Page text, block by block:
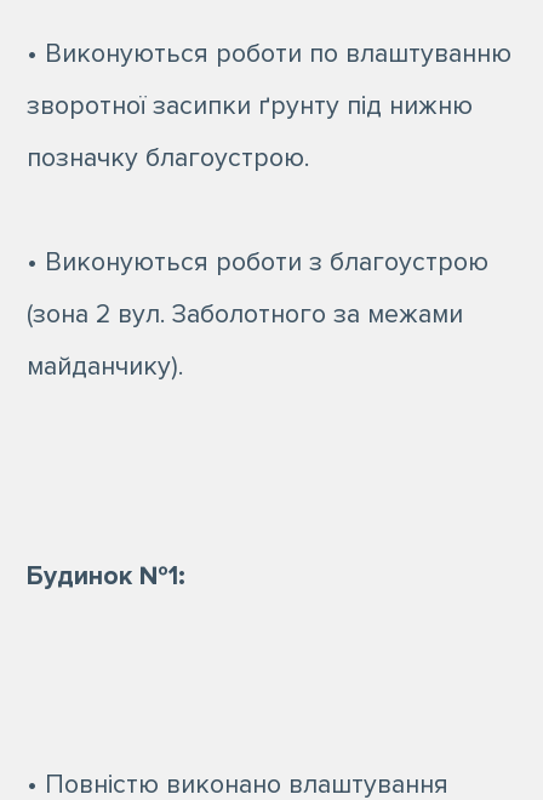
• Виконуються роботи по влаштуванню
зворотної засипки ґрунту під нижню
позначку благоустрою.
• Виконуються роботи з благоустрою
(зона 2 вул. Заболотного за межами
майданчику).
Будинок №1:
• Повністю виконано влаштування